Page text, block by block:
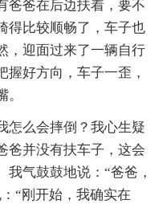
爸爸在后边扶着，要不
得比较顺畅了，车子也
，迎面过来了一辆自行
握好方向，车子一歪，
怎么会摔倒？我心生疑
爸并没有扶车子，这会
我气鼓鼓地说：“爸爸，
“刚开始，我确实在